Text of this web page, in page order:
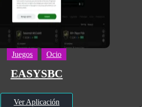
Juegos Ocio
EASYSBC
Ver Aplicación